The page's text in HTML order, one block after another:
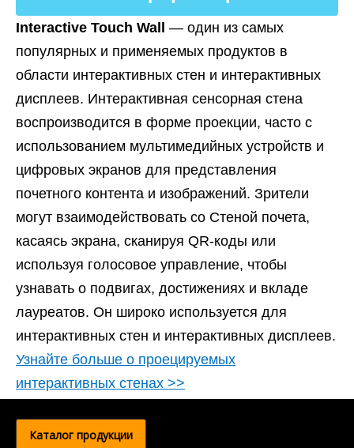
Interactive Touch Wall — один из самых
популярных и применяемых продуктов в
области интерактивных стен и интерактивных
дисплеев. Интерактивная сенсорная стена
воспроизводится в форме проекции, часто с
использованием мультимедийных устройств и
цифровых экранов для представления
почетного контента и изображений. Зрители
могут взаимодействовать со Стеной почета,
касаясь экрана, сканируя QR-коды или
используя голосовое управление, чтобы
узнавать о подвигах, достижениях и вкладе
лауреатов. Он широко используется для
интерактивных стен и интерактивных дисплеев.
Узнайте больше о проецируемых
интерактивных стенах >>
Каталог продукции